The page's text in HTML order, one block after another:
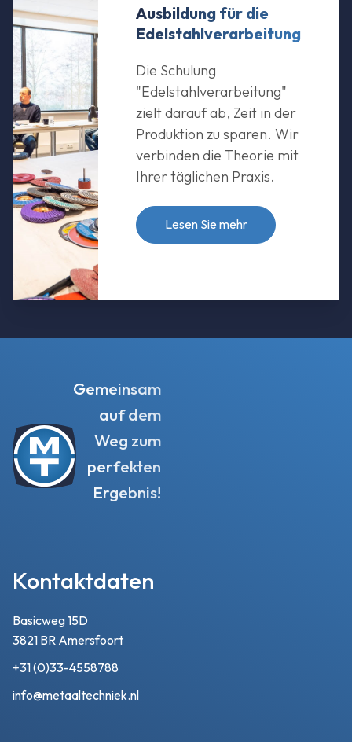
Ausbildung für die
Edelstahlverarbeitung
Die Schulung
"Edelstahlverarbeitung"
zielt darauf ab, Zeit in der
Produktion zu sparen. Wir
verbinden die Theorie mit
Ihrer täglichen Praxis.
Lesen Sie mehr
Gemeinsam
auf dem
Weg zum
perfekten
Ergebnis!
Kontaktdaten
Basicweg 15D
3821 BR Amersfoort
+31 (0)33-4558788
info@metaaltechniek.nl